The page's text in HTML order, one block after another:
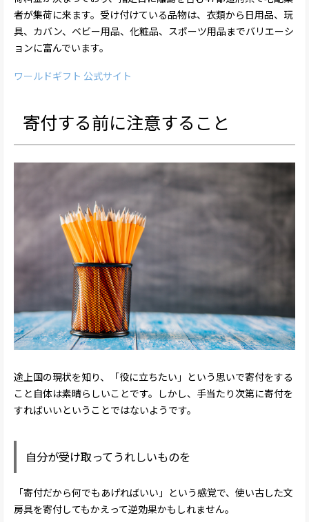
者が集荷に来ます。受け付けている品物は、衣類から日用品、玩
具、カバン、ベビー用品、化粧品、スポーツ用品までバリエーシ
ョンに富んでいます。
ワールドギフト 公式サイト
寄付する前に注意すること
途上国の現状を知り、「役に立ちたい」という思いで寄付をする
こと自体は素晴らしいことです。しかし、手当たり次第に寄付を
すればいいということではないようです。
自分が受け取ってうれしいものを
「寄付だから何でもあげればいい」という感覚で、使い古した文
房具を寄付してもかえって逆効果かもしれません。